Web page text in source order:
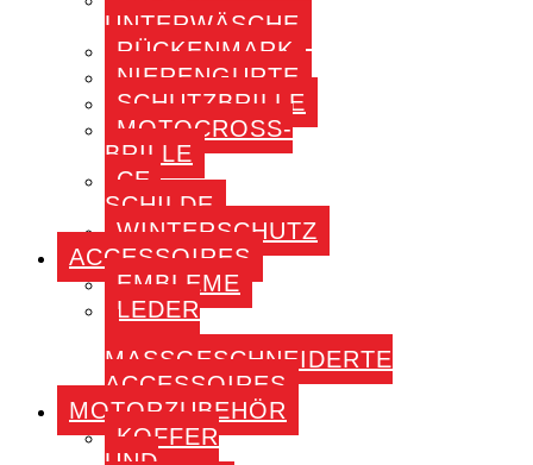
UNTERWÄSCHE
RÜCKENMARK
NIERENGURTE
SCHUTZBRILLE
MOTOCROSS-
BRILLE
CE-
SCHILDE
WINTERSCHUTZ
ACCESSOIRES
EMBLEME
LEDER
MASSGESCHNEIDERTE A
CCESSOIRES
MOTORZUBEHÖR
KOFFER